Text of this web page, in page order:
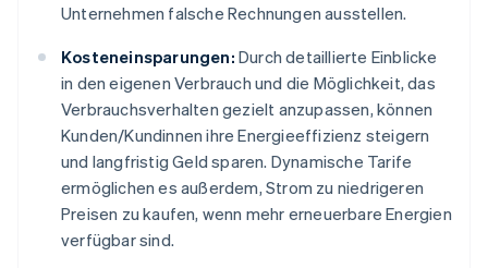
Unternehmen falsche Rechnungen ausstellen.
Kosteneinsparungen: Durch detaillierte Einblicke
in den eigenen Verbrauch und die Möglichkeit, das
Verbrauchsverhalten gezielt anzupassen, können
Kunden/Kundinnen ihre Energieeffizienz steigern
und langfristig Geld sparen. Dynamische Tarife
ermöglichen es außerdem, Strom zu niedrigeren
Preisen zu kaufen, wenn mehr erneuerbare Energien
verfügbar sind.